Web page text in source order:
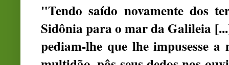
"Tendo saído novamente dos
Sidônia para o mar da Galileia
pediam-lhe que lhe impusesse